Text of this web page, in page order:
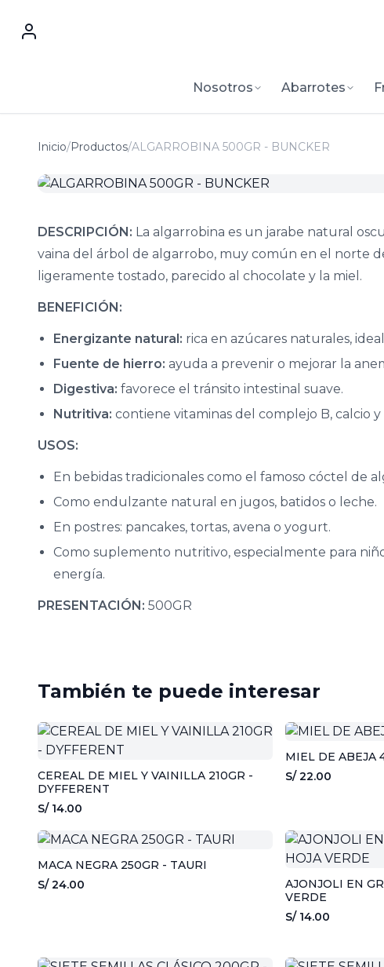
Nosotros Abarrotes
Inicio/Productos/ALGARROBINA 500GR - BUNCKER
DESCRIPCIÓN: La algarrobina es un jarabe natural
vaina del árbol de algarrobo, muy común en el norte
ligeramente tostado, parecido al chocolate y la miel.
BENEFICIÓN:
Energizante natural: rica en azúcares naturales,
Fuente de hierro: ayuda a prevenir o mejorar la
Digestiva: favorece el tránsito intestinal suave.
Nutritiva: contiene vitaminas del complejo B, calcio
USOS:
En bebidas tradicionales como el famoso cóctel de
Como endulzante natural en jugos, batidos o leche.
En postres: pancakes, tortas, avena o yogurt.
Como suplemento nutritivo, especialmente para
energía.
PRESENTACIÓN: 500GR
También te puede interesar
CEREAL DE MIEL Y VAINILLA 210GR -
DYFFERENT
S/ 14.00
MIEL DE ABEJA
S/ 22.00
MACA NEGRA 250GR - TAURI
S/ 24.00
AJONJOLI EN
VERDE
S/ 14.00